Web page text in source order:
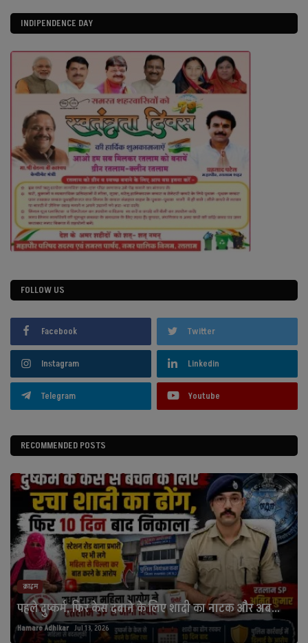
INDIPENDENCE DAY
FOLLOW US
Facebook Twitter
Instagram Linkedin
Telegram Youtube
RECOMMENDED POSTS
क्राइम
पहले दुष्कर्म, फिर केस दबाने के लिए शादी का नाटक और अब...
Hamare Adhikar Jul 13, 2026